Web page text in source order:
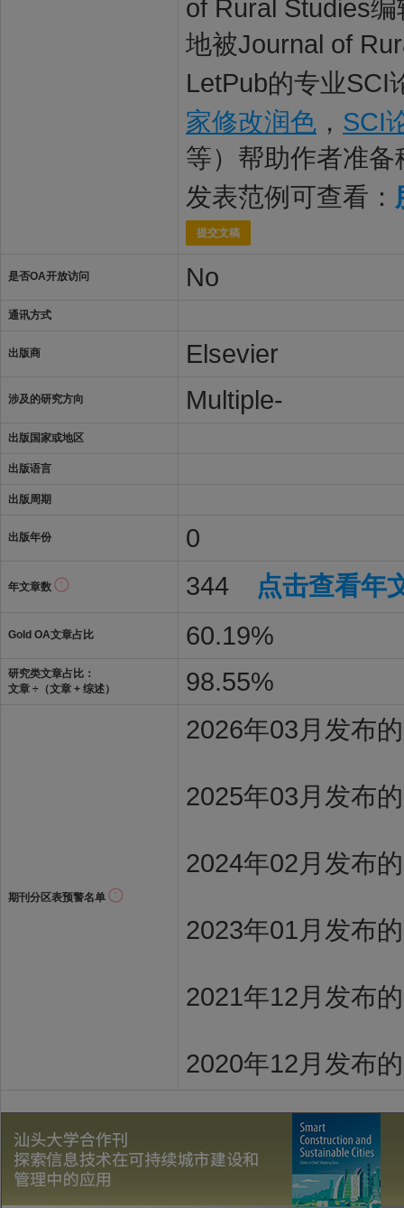
of Rural Studies
地被Journal of
LetPub的专业SCI
家修改润色 ， SCI
等）帮助作者准
发表范例可查看：
提交文稿
是否OA开放访问 No
通讯方式
出版商 Elsevier
涉及的研究方向 Multiple-
出版国家或地区
出版语言
出版周期
出版年份 0
年文章数 344 点击查看年
Gold OA文章占比 60.19%
研究类文章占比：
文章 ÷（文章 + 综述）
98.55%
期刊分区表预警名单
2026年03月发布
2025年03月发布
2024年02月发布
2023年01月发布
2021年12月发布
2020年12月发布